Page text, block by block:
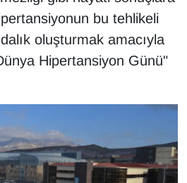
bu tehlikeli
oluşturmak amacıyla
Hipertansiyon Günü"